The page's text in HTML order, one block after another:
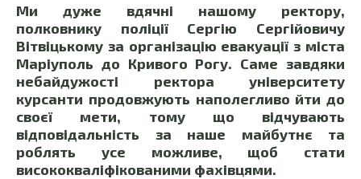
Ми дуже вдячні нашому ректору,
полковнику поліції Сергію Сергійовичу
Вітвіцькому за організацію евакуації з міста
Маріуполь до Кривого Рогу. Саме завдяки
небайдужості ректора університету
курсанти продовжують наполегливо йти до
своєї мети, тому що відчувають
відповідальність за наше майбутнє та
роблять усе можливе, щоб стати
висококваліфікованими фахівцями.